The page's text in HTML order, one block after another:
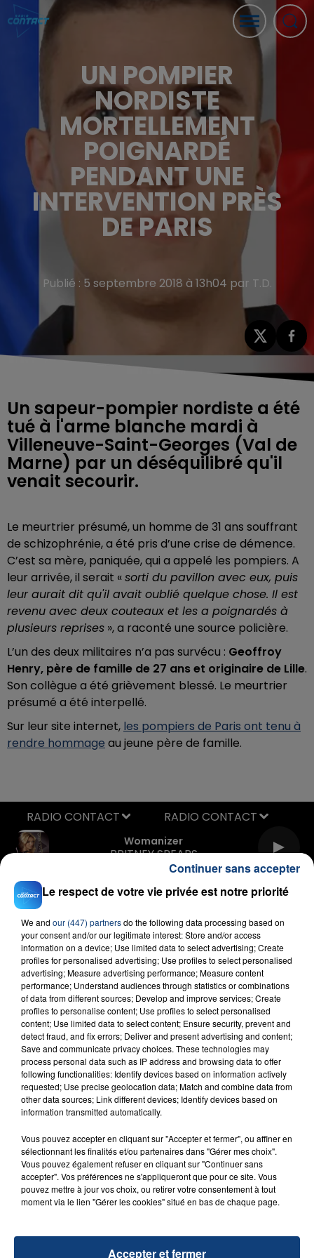
UN POMPIER
NORDISTE
MORTELLEMENT
POIGNARDÉ
PENDANT UNE
INTERVENTION PRÈS
DE PARIS
Publié : 5 septembre 2018 à 13h04 par T.D.
Un sapeur-pompier nordiste a été
tué à l'arme blanche mardi à
Villeneuve-Saint-Georges (Val de
Marne) par un déséquilibré qu'il
venait secourir.
Le meurtrier présumé, un homme de 31 ans souffrant
de schizophrénie, a été pris d’une crise de démence.
C’est sa mère, paniquée, qui a appelé les pompiers. A
leur arrivée, il serait «sorti du pavillon avec eux, puis
leur aurait dit qu'il avait oublié quelque chose. Il est
revenu avec deux couteaux et les a poignardés à
plusieurs reprises », a raconté une source policière.
L’un des deux militaires n’a pas survécu : Geoffroy
Henry, père de famille de 27 ans et originaire de Lille.
Son collègue a été grièvement blessé. Le meurtrier
présumé a été interpellé.
Sur leur site internet, les pompiers de Paris ont tenu à
rendre hommage au jeune père de famille.
Womanizer
BRITNEY SPEARS
RADIO CONTACT
FIL D'ACTU
23 juillet 2026
INCENDIE MORTEL À LENS : UNE FEMME ET
SON BÉBÉ ENTRE LA VIE ET LA...
Un homme s'est immolé par le feu après avoir
aspergé sa compagne et leur bébé de trois mois
d'un liquide inflammable.
Le respect de votre vie privée est notre priorité
We and our (447) partnersdo the following data processing based on
your consent and/or our legitimate interest: Store and/or access
information on a device; Use limited data to select advertising; Create
profiles for personalised advertising; Use profiles to select personalised
advertising; Measure advertising performance; Measure content
performance; Understand audiences through statistics or combinations
of data from different sources; Develop and improve services; Create
profiles to personalise content; Use profiles to select personalised
content; Use limited data to select content; Ensure security, prevent and
detect fraud, and fix errors; Deliver and present advertising and content;
Save and communicate privacy choices. These technologies may
process personal data such as IP address and browsing data to offer
following functionalities: Identify devices based on information actively
requested; Use precise geolocation data; Match and combine data from
other data sources; Link different devices; Identify devices based on
information transmitted automatically.
Vous pouvez accepter en cliquant sur "Accepter et fermer", ou affiner en
sélectionnant les finalités et/ou partenaires dans "Gérer mes choix".
Vous pouvez également refuser en cliquant sur "Continuer sans
accepter". Vos préférences ne s'appliqueront que pour ce site. Vous
pouvez mettre à jour vos choix, ou retirer votre consentement à tout
moment via le lien "Gérer les cookies" situé en bas de chaque page.
Accepter et fermer
Continuer sans accepter